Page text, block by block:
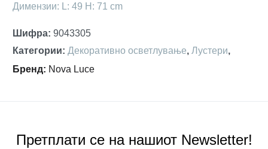
Димензии: L: 49 H: 71 cm
Шифра: 9043305
Категории: Декоративно осветлување, Лустери,
Бренд: Nova Luce
Претплати се на нашиот Newsletter!